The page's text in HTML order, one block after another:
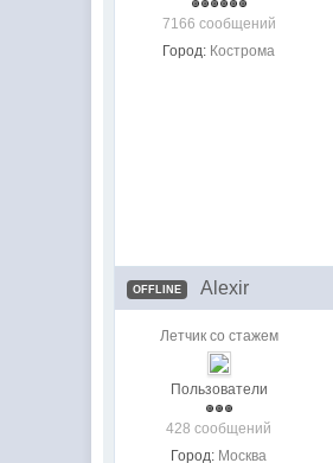
7166 сообщений
Город: Кострома
OFFLINE Alexir
Летчик со стажем
Пользователи
428 сообщений
Город: Москва